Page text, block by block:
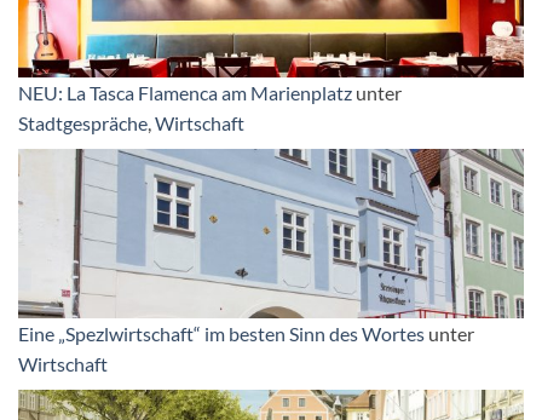
NEU: La Tasca Flamenca am Marienplatz unter
Stadtgespräche Wirtschaft
Eine „Spezlwirtschaft“ im besten Sinn des Wortes unter
Wirtschaft